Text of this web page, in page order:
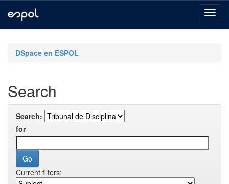
navigationDSpace en ESPOL
Search
Search:
for
Current filters: